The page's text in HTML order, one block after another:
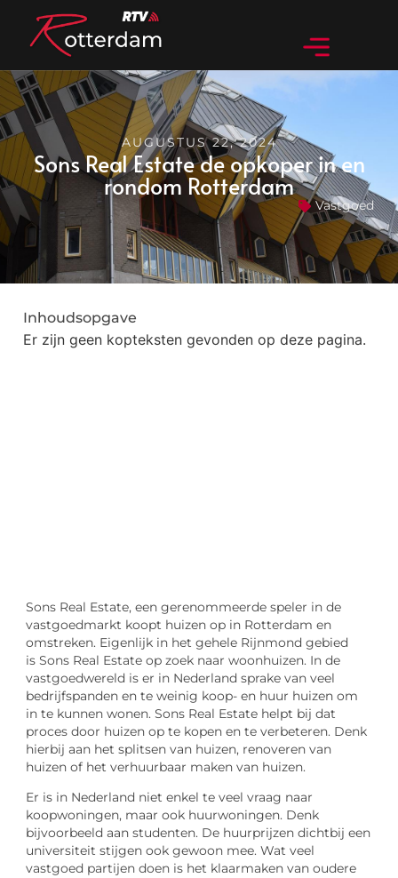
AUGUSTUS 22, 2024
Sons Real Estate de opkoper in en
rondom Rotterdam
Vastgoed
Sons Real Estate, een gerenommeerde speler in de
vastgoedmarkt koopt huizen op in Rotterdam en
omstreken. Eigenlijk in het gehele Rijnmond gebied
is Sons Real Estate op zoek naar woonhuizen. In de
vastgoedwereld is er in Nederland sprake van veel
bedrijfspanden en te weinig koop- en huur huizen om
in te kunnen wonen. Sons Real Estate helpt bij dat
proces door huizen op te kopen en te verbeteren. Denk
hierbij aan het splitsen van huizen, renoveren van
huizen of het verhuurbaar maken van huizen.
Er is in Nederland niet enkel te veel vraag naar
koopwoningen, maar ook huurwoningen. Denk
bijvoorbeeld aan studenten. De huurprijzen dichtbij een
universiteit stijgen ook gewoon mee. Wat veel
vastgoed partijen doen is het klaarmaken van oudere
Inhoudsopgave
Er zijn geen kopteksten gevonden op deze pagina.